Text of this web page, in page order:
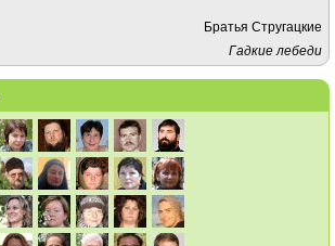
Братья Стругацкие
Гадкие лебеди